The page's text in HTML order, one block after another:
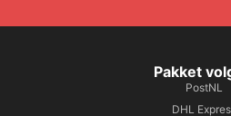
Pakket
PostNL
DHL